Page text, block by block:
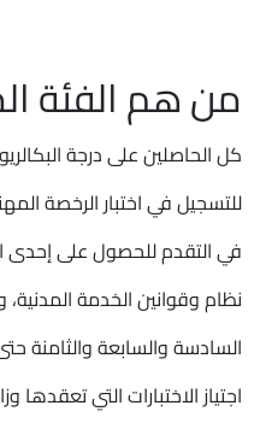
من هم الفئة
كل الحاصلين على درجة
للتسجيل في اختبار الرخصة
في التقدم للحصول على إحدى
نظام وقوانين الخدمة
السادسة والسابعة والثامنة
اجتياز الاختبارات التي تعقدها